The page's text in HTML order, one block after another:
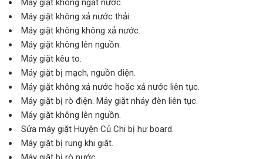
Máy giặt không ngắt nước.
Máy giặt không xả nước thải.
Máy giặt không không xả nước.
Máy giặt không lên nguồn.
Máy giặt kêu to.
Máy giặt bị mạch, nguồn điện.
Máy giặt không xả nước hoặc xả nước liên tục.
Máy giặt bị rò điện. Máy giặt nháy đèn liên tục.
Máy giặt không lên nguồn.
Sửa máy giặt Huyện Củ Chi bị hư board.
Máy giặt bị rung khi giặt.